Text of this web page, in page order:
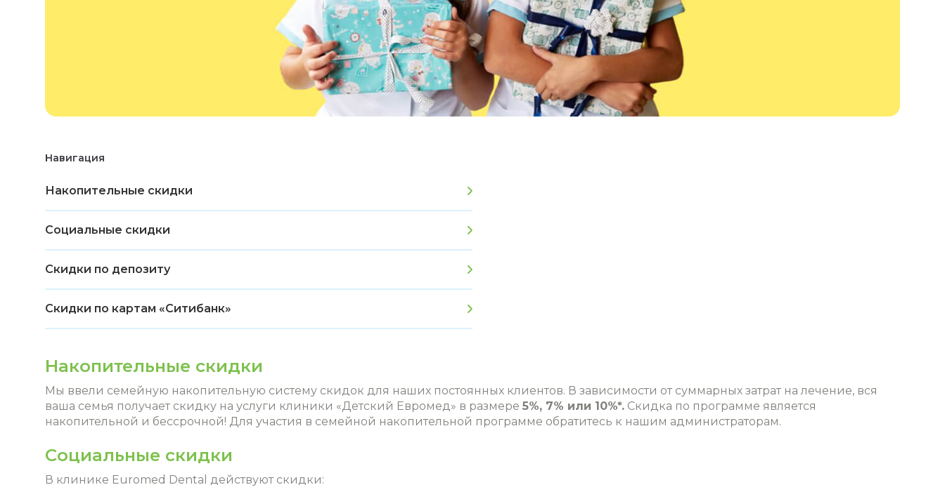
Навигация
Накопительные скидки
Социальные скидки
Скидки по депозиту
Скидки по картам «Ситибанк»
Накопительные скидки
Мы ввели семейную накопительную систему скидок для наших постоянных клиентов. В зависимости от суммарных затрат на лечение, вся
ваша семья получает скидку на услуги клиники «Детский Евромед» в размере 5%, 7% или 10%*. Скидка по программе является
накопительной и бессрочной! Для участия в семейной накопительной программе обратитесь к нашим администраторам.
Социальные скидки
В клинике Euromed Dental действуют скидки: